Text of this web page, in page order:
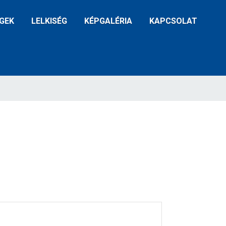
LELKISÉG KÉPGALÉRIA KAPCSOLAT